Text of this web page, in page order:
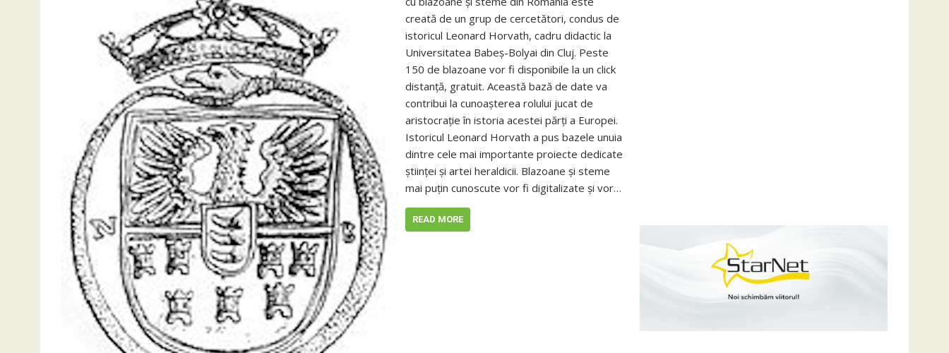
creată de un grup de cercetători, condus de
istoricul Leonard Horvath, cadru didactic la
Universitatea Babeș-Bolyai din Cluj. Peste
150 de blazoane vor fi disponibile la un click
distanță, gratuit. Această bază de date va
contribui la cunoașterea rolului jucat de
aristocrație în istoria acestei părți a Europei.
Istoricul Leonard Horvath a pus bazele unuia
dintre cele mai importante proiecte dedicate
științei și artei heraldicii. Blazoane și steme
mai puțin cunoscute vor fi digitalizate și vor…
READ MORE